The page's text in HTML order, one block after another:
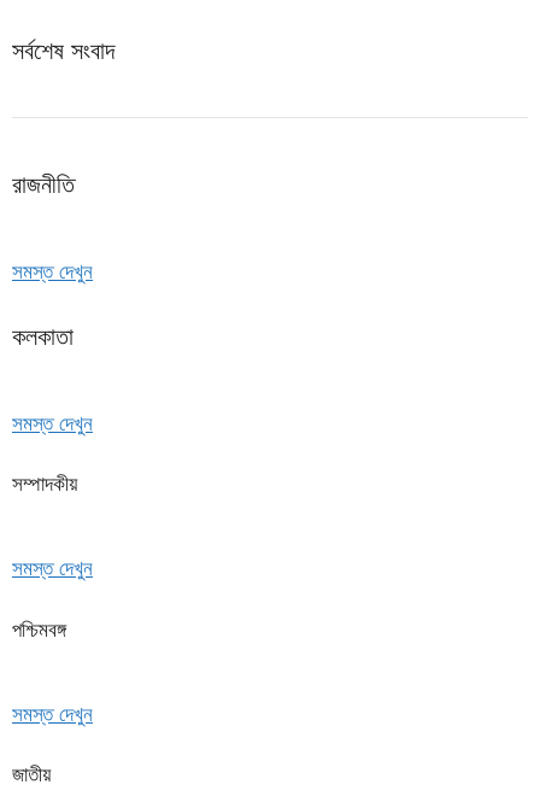
সর্বশেষ সংবাদ
রাজনীতি
সমস্ত দেখুন
কলকাতা
সমস্ত দেখুন
সম্পাদকীয়
সমস্ত দেখুন
পশ্চিমবঙ্গ
সমস্ত দেখুন
জাতীয়